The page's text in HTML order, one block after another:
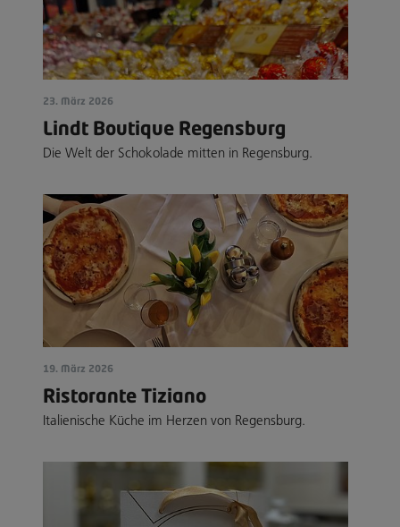
23. März 2026
Lindt Boutique Regensburg
Die Welt der Schokolade mitten in Regensburg.
19. März 2026
Ristorante Tiziano
Italienische Küche im Herzen von Regensburg.